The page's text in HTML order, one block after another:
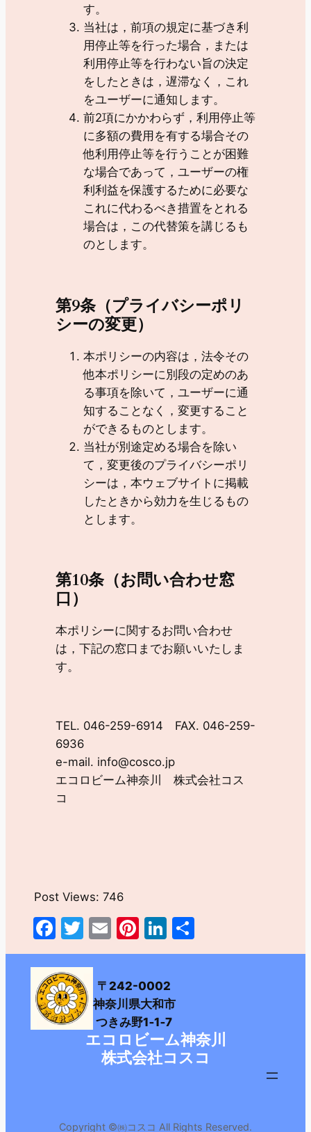
す。
当社は，前項の規定に基づき利
用停止等を行った場合，または
利用停止等を行わない旨の決定
をしたときは，遅滞なく，これ
をユーザーに通知します。
前2項にかかわらず，利用停止等
に多額の費用を有する場合その
他利用停止等を行うことが困難
な場合であって，ユーザーの権
利利益を保護するために必要な
これに代わるべき措置をとれる
場合は，この代替策を講じるも
のとします。
第9条（プライバシーポリ
シーの変更）
本ポリシーの内容は，法令その
他本ポリシーに別段の定めのあ
る事項を除いて，ユーザーに通
知することなく，変更すること
ができるものとします。
当社が別途定める場合を除い
て，変更後のプライバシーポリ
シーは，本ウェブサイトに掲載
したときから効力を生じるもの
とします。
第10条（お問い合わせ窓
口）
本ポリシーに関するお問い合わせ
は，下記の窓口までお願いいたしま
す。
TEL. 046-259-6914 FAX. 046-259-
6936
e-mail. info@cosco.jp
エコロビーム神奈川 株式会社コス
コ
Post Views: 746
Facebook
Twitter
EmailPinterest
LinkedIn
共
有
〒242-0002
神奈川県大和市
つきみ野1‐1‐7
エコロビーム神奈川
株式会社コスコ
Copyright ©㈱コスコ All Rights Reserved.